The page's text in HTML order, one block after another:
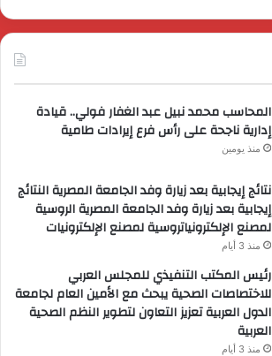
المحاسب محمد نبيل عبد الغفار فولي.. قيادة
إدارية ناجحة على رأس فرع إيرادات طامية
منذ يومين
نتائج إيجابية بعد زيارة وفد الجامعة المصرية النتائج
إيجابية بعد زيارة وفد الجامعة المصرية الروسية
لمصنع الإلكترونياتروسية لمصنع الإلكترونيات
منذ 3 أيام
رئيس المكتب التنفيذي للمجلس العربي
للاختصاصات الصحية يبحث مع الأمين العام لجامعة
الدول العربية تعزيز التعاون لتطوير النظم الصحية
العربية
منذ 3 أيام